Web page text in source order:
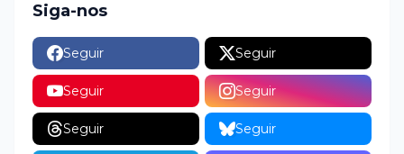
Siga-nos
Seguir Seguir
Seguir Seguir
Seguir Seguir